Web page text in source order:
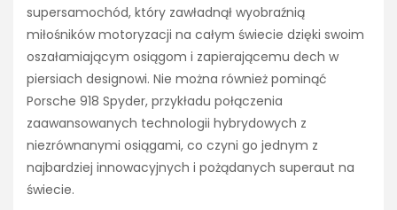
supersamochód, który zawładnął wyobraźnią
miłośników motoryzacji na całym świecie dzięki swoim
oszałamiającym osiągom i zapierającemu dech w
piersiach designowi. Nie można również pominąć
Porsche 918 Spyder, przykładu połączenia
zaawansowanych technologii hybrydowych z
niezrównanymi osiągami, co czyni go jednym z
najbardziej innowacyjnych i pożądanych superaut na
świecie.